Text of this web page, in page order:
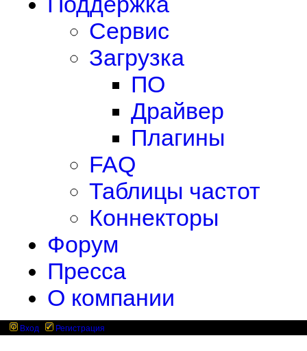
Сервис
Загрузка
ПО
Драйвер
Плагины
FAQ
Таблицы частот
Коннекторы
Форум
Пресса
О компании
Вход Регистрация